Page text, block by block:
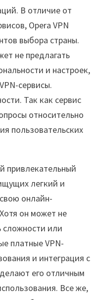
В отличие от
Opera VPN
выбора страны.
не предлагать
и настроек,
сервисы.
Так как сервис
относительно
пользовательских
привлекательный
легкий и
онлайн-
он может не
сложности или
платные VPN-
и интеграция с
его отличным
Все же,